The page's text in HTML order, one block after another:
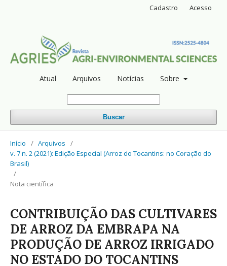
Atual Arquivos Notícias Sobre
Buscar
Cadastro Acesso
Início / Arquivos
/
v. 7 n. 2 (2021): Edição Especial (Arroz do Tocantins: no Coração do
Brasil)
/
Nota científica
CONTRIBUIÇÃO DAS CULTIVARES
DE ARROZ DA EMBRAPA NA
PRODUÇÃO DE ARROZ IRRIGADO
NO ESTADO DO TOCANTINS